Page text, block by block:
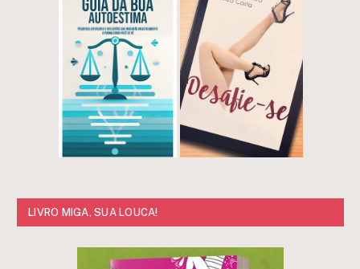
LIVRO MIGA, SUA LOUCA!